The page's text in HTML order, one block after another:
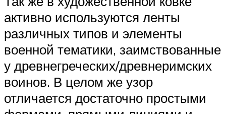
активно используются ленты
различных типов и элементы
военной тематики, заимствованные
у древнегреческих/древнеримских
воинов. В целом же узор
отличается достаточно простыми